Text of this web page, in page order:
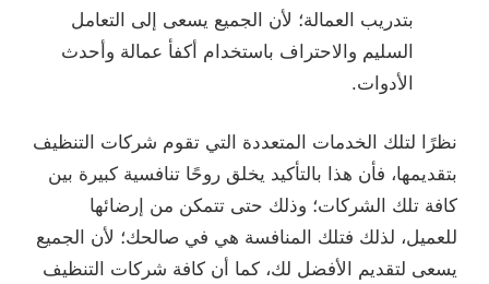
بتدريب العمالة؛ لأن الجميع يسعى إلى التعامل
السليم والاحتراف باستخدام أكفأ عمالة وأحدث
الأدوات.
نظرًا لتلك الخدمات المتعددة التي تقوم شركات التنظيف
بتقديمها، فأن هذا بالتأكيد يخلق روحًا تنافسية كبيرة بين
كافة تلك الشركات؛ وذلك حتى تتمكن من إرضائها
للعميل، لذلك فتلك المنافسة هي في صالحك؛ لأن الجميع
يسعى لتقديم الأفضل لك، كما أن كافة شركات التنظيف